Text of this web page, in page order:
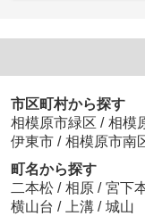
市区町村から探す
相模原市緑区 / 相模
伊東市 / 相模原市南
町名から探す
二本松 / 相原 / 宮下
横山台 / 上溝 / 城山